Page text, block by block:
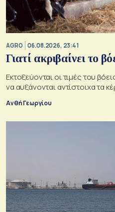
AGRO 06.08.2026, 23:41
Γιατί ακριβαίνει το
Εκτοξεύονται οι τιμές του
να αυξάνονται αντίστοιχα τα
Ανθή Γεωργίου